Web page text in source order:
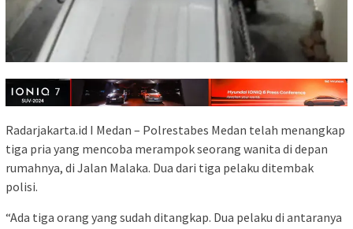
Radarjakarta.id I Medan – Polrestabes Medan telah menangkap
tiga pria yang mencoba merampok seorang wanita di depan
rumahnya, di Jalan Malaka. Dua dari tiga pelaku ditembak
polisi.
“Ada tiga orang yang sudah ditangkap. Dua pelaku di antaranya